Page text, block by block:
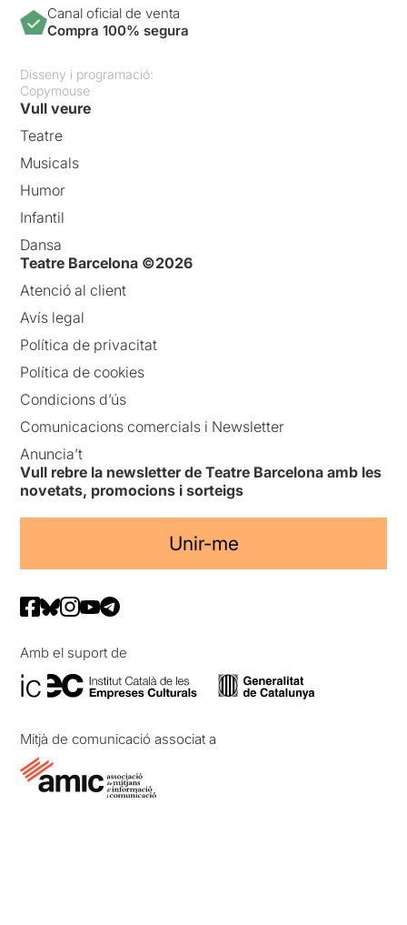
Canal oficial de venta
Compra 100% segura
Disseny i programació:
Copymouse
Vull veure
Teatre
Musicals
Humor
Infantil
Dansa
Teatre Barcelona ©2026
Atenció al client
Avís legal
Política de privacitat
Política de cookies
Condicions d’ús
Comunicacions comercials i Newsletter
Anuncia’t
Vull rebre la newsletter de Teatre Barcelona amb les
novetats, promocions i sorteigs
Unir-me
Amb el suport de
Mitjà de comunicació associat a